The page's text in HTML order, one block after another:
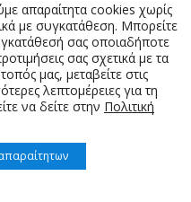
| Powered by idcs
απαραίτητα cookies χωρίς
με συγκατάθεση. Μπορείτε
σας οποιαδήποτε
σας σχετικά με τα
μας, μεταβείτε στις
λεπτομέρειες για τη
να δείτε στην Πολιτική